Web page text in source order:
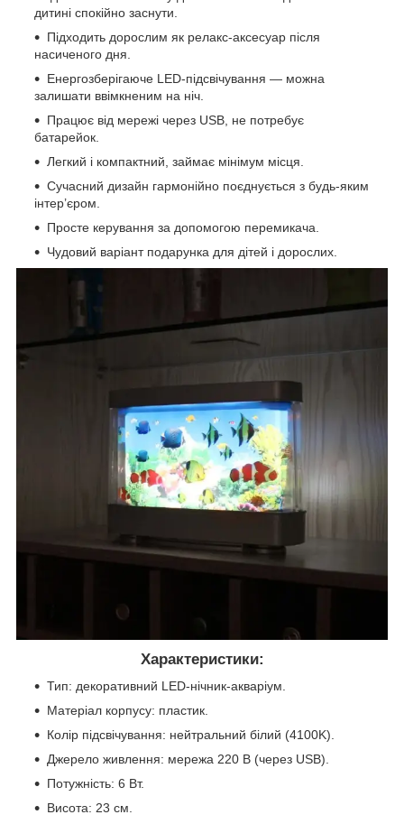
дитині спокійно заснути.
Підходить дорослим як релакс-аксесуар після
насиченого дня.
Енергозберігаюче LED-підсвічування — можна
залишати ввімкненим на ніч.
Працює від мережі через USB, не потребує
батарейок.
Легкий і компактний, займає мінімум місця.
Сучасний дизайн гармонійно поєднується з будь-яким
інтер’єром.
Просте керування за допомогою перемикача.
Чудовий варіант подарунка для дітей і дорослих.
Характеристики:
Тип: декоративний LED-нічник-акваріум.
Матеріал корпусу: пластик.
Колір підсвічування: нейтральний білий (4100K).
Джерело живлення: мережа 220 В (через USB).
Потужність: 6 Вт.
Висота: 23 см.